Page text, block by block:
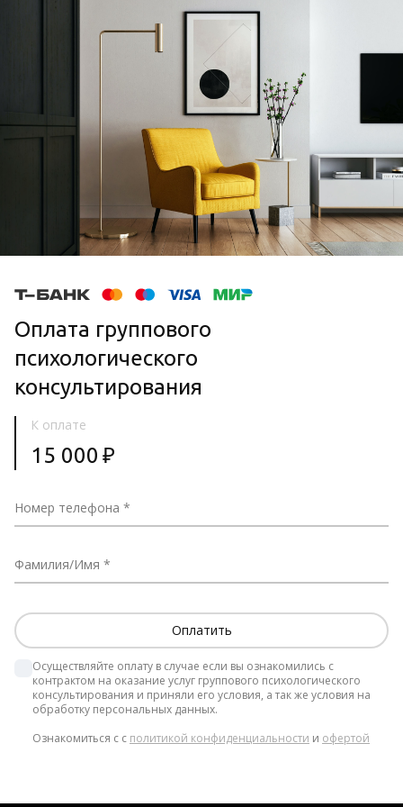
Оплата группового
психологического
консультирования
К оплате
15 000 ₽
Номер телефона
Фамилия/Имя
Осуществляйте оплату в случае если вы ознакомились с
контрактом на оказание услуг группового психологического
консультирования и приняли его условия, а так же условия на
обработку персональных данных.
Ознакомиться с с политикой конфиденциальности и офертой